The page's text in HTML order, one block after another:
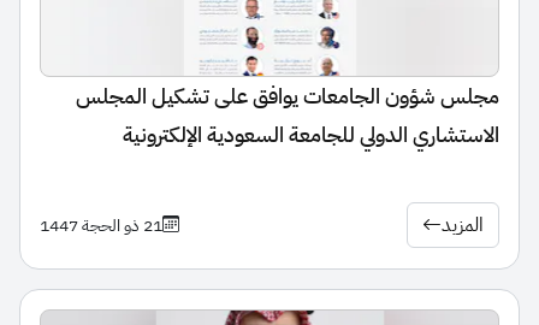
مجلس شؤون الجامعات يوافق على تشكيل المجلس
الاستشاري الدولي للجامعة السعودية الإلكترونية
المزيد 21 ذو الحجة 1447